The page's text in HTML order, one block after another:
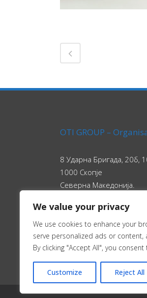
We value your privacy
We use cookies to enhance your
serve personalized ads or content,
By clicking "Accept All", you
Customize Reject All
OTI GROUP –
8 Ударна Бригада, 20б,
1000 Скопје
Северна Македонија.
• Email: info@oti-
• © Copyright OTI Group